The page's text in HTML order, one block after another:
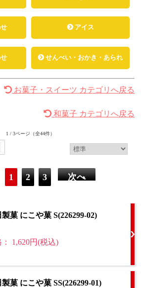
アイス
せんべい・おかき・あられ
お菓子・スイーツ カテゴリへ戻る
和菓子 カテゴリへ戻る
1 / 3ページ （全44件）
1 2 3 次へ
菓 にこや菓 S(226299-02)
1,620円(税込)
菓 にこや菓 SS(226299-01)